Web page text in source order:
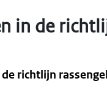
in de
richtlijn